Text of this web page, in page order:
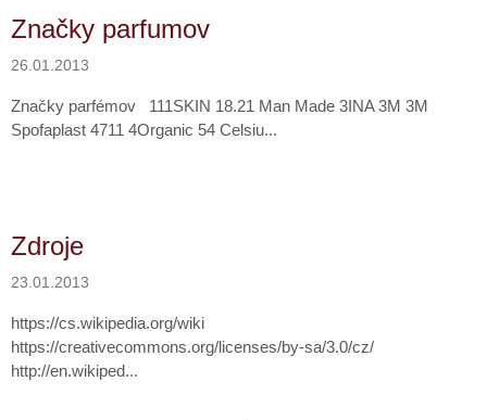
Značky parfumov
26.01.2013
Značky parfémov 111SKIN 18.21 Man Made 3INA 3M 3M
Spofaplast 4711 4Organic 54 Celsiu...
Zdroje
23.01.2013
https://cs.wikipedia.org/wiki
https://creativecommons.org/licenses/by-sa/3.0/cz/
http://en.wikiped...